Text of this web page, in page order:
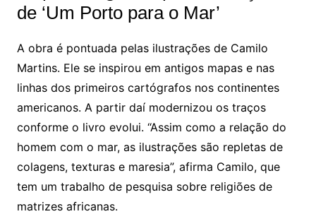
de ‘Um Porto para o Mar’
A obra é pontuada pelas ilustrações de Camilo
Martins. Ele se inspirou em antigos mapas e nas
linhas dos primeiros cartógrafos nos continentes
americanos. A partir daí modernizou os traços
conforme o livro evolui. “Assim como a relação do
homem com o mar, as ilustrações são repletas de
colagens, texturas e maresia”, afirma Camilo, que
tem um trabalho de pesquisa sobre religiões de
matrizes africanas.